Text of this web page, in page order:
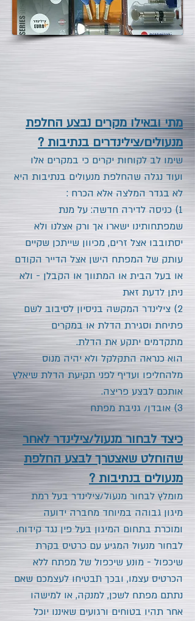
מתי ובאילו מקרים נבצע החלפת
מנעולים/צילינדרים בנתיבות ?
שימו לב לקוחות יקרים כי במקרים אלו
ועוד נגלה שהחלפת מנעולים בנתיבות היא
לא בגדר המלצה אלא הכרח :
1) כניסה לדירה חדשה: על מנת
שמפתחותינו ישארו אך ורק אצלנו ולא
יסתובבו אצל זרים, מכיוון שייתכן שקיים
עותק של המפתח הישן אצל הדייר הקודם
או בעל הבית או המתווך או הקבלן - ולא
ניתן לדעת זאת
2) צילינדר המקשה בניסיון לסיבוב לשם
פתיחת וסגירת הדלת או במקרים
מתקדמים יתקע את הדלת.
הוא כנראה התקלקל ולא יהיה מנוס
מלהחליפו ועדיף לפני תקיעת הדלת שיאלץ
אותכם לבצע פריצה.
3) אובדן/ גניבת מפתח
כיצד לבחור מנעול/צילינדר לאחר
שהוחלט שאצטרך לבצע החלפת
מנעולים בנתיבות ?
מומלץ לבחור מנעול/צילינדר בעל רמת
מיגון גבוהה במיוחד מחברה ידועה
ומוכרת בתחום המיגון בעל פין נגד קידוח.
לבחור מנעול המגיע עם כרטיס בקרת
שיכפול - מונע שיכפול של מפתח ללא
הכרטיס עצמו, ובכך תבטיחו לעצמכם שאם
נתתם מפתח לשכן, למנקה, או למישהו
אחר תהיו בטוחים ורגועים שאיננו יוכל